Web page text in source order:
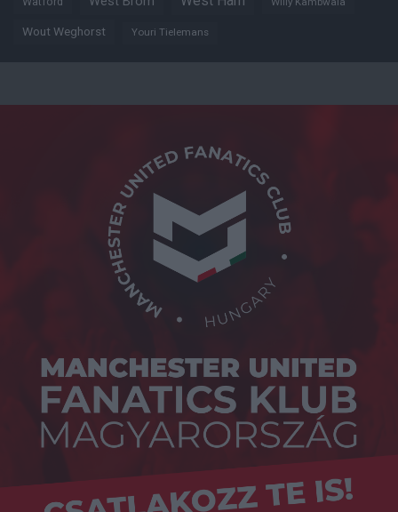
Wout Weghorst Youri Tielemans